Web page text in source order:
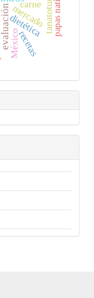
evaluaciónMéxico
dietética
mercado
recetas
carne papas nativas